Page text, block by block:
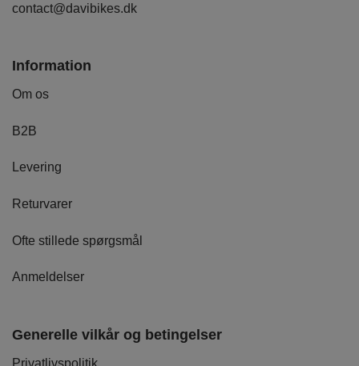
contact@davibikes.dk
Information
Om os
B2B
Levering
Returvarer
Ofte stillede spørgsmål
Anmeldelser
Generelle vilkår og betingelser
Privatlivspolitik